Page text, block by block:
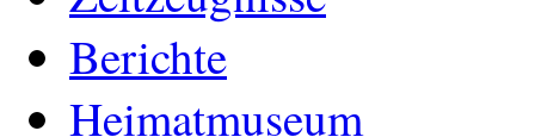
Berichte
Heimatmuseum